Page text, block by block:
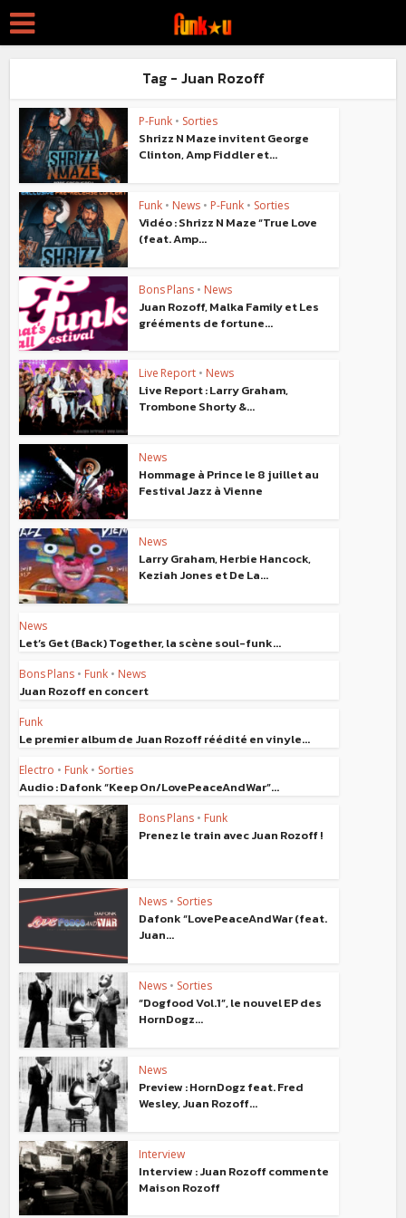
Tag - Juan Rozoff
P-Funk • Sorties
Shrizz N Maze invitent George
Clinton, Amp Fiddler et...
Funk • News • P-Funk • Sorties
Vidéo : Shrizz N Maze “True Love
(feat. Amp...
Bons Plans • News
Juan Rozoff, Malka Family et Les
grééments de fortune...
Live Report • News
Live Report : Larry Graham,
Trombone Shorty &...
News
Hommage à Prince le 8 juillet au
Festival Jazz à Vienne
News
Larry Graham, Herbie Hancock,
Keziah Jones et De La...
News
Let’s Get (Back) Together, la scène soul-funk...
Bons Plans • Funk • News
Juan Rozoff en concert
Funk
Le premier album de Juan Rozoff réédité en vinyle...
Electro • Funk • Sorties
Audio : Dafonk “Keep On/LovePeaceAndWar”...
Bons Plans • Funk
Prenez le train avec Juan Rozoff !
News • Sorties
Dafonk “LovePeaceAndWar (feat.
Juan...
News • Sorties
“Dogfood Vol.1”, le nouvel EP des
HornDogz...
News
Preview : HornDogz feat. Fred
Wesley, Juan Rozoff...
Interview
Interview : Juan Rozoff commente
Maison Rozoff